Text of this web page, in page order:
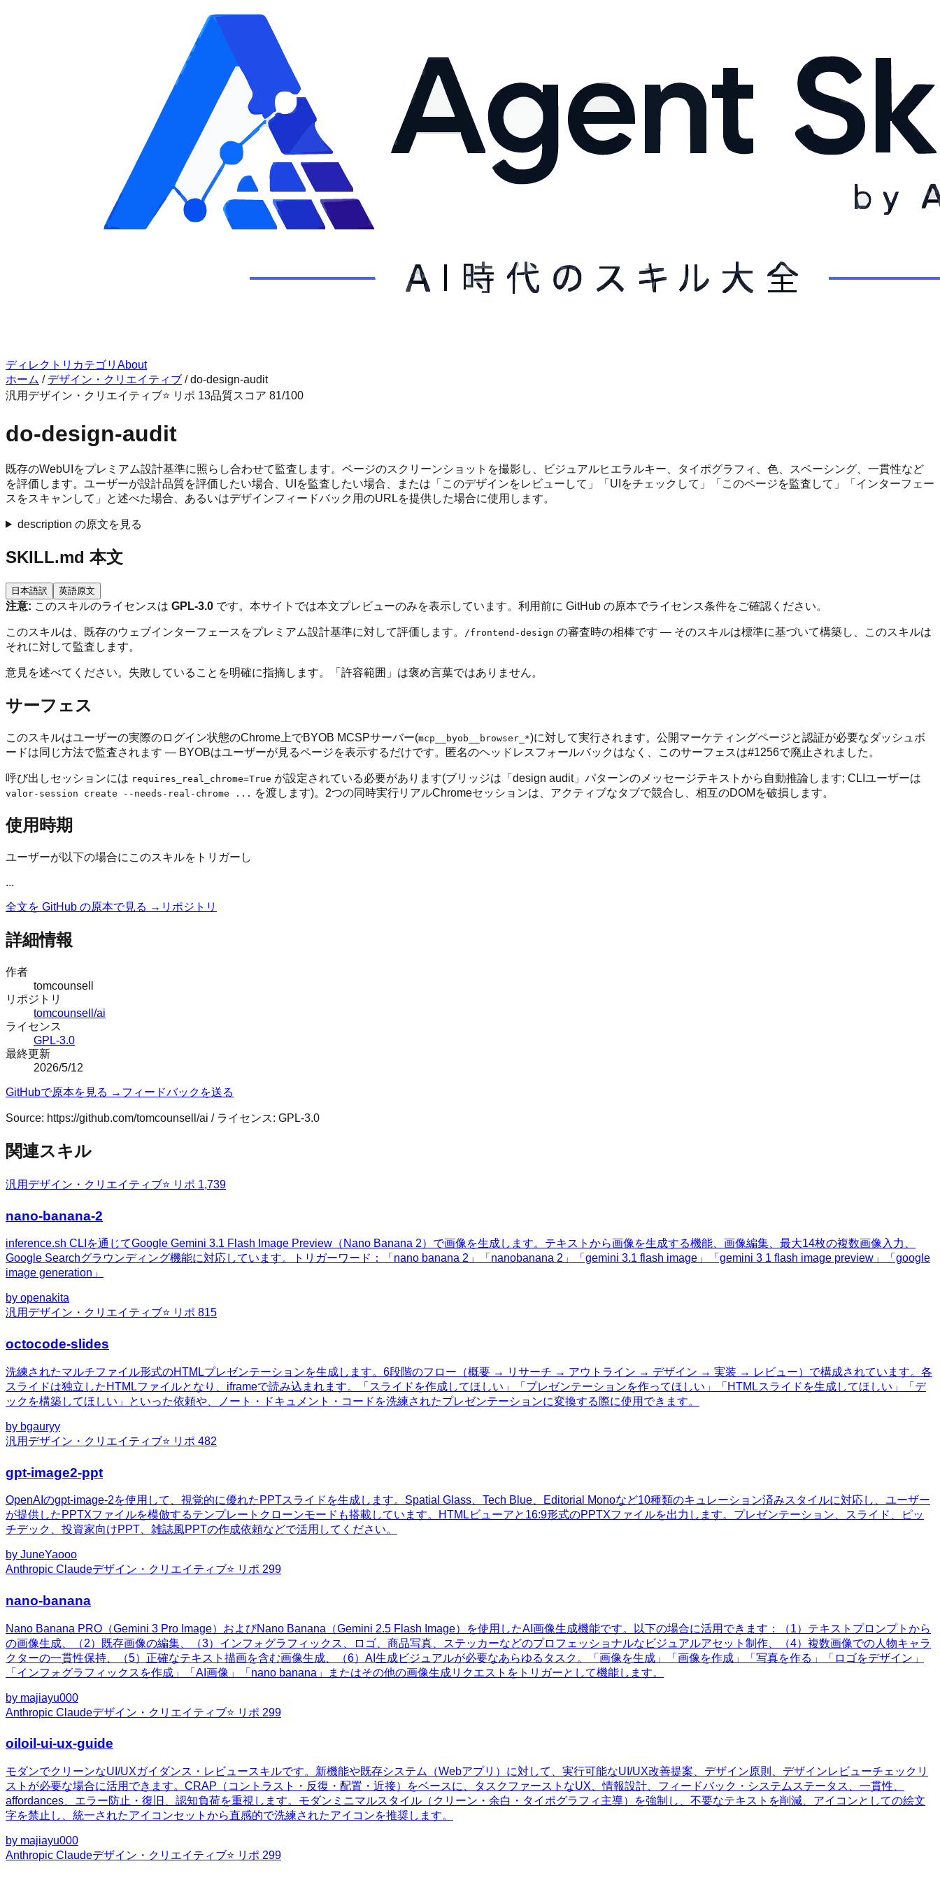
ディレクトリ カテゴリ About
ホーム / デザイン・クリエイティブ /do-design-audit
汎用 デザイン・クリエイティブ⭐ リポ 13品質スコア 81/100
do-design-audit
既存のWebUIをプレミアム設計基準に照らし合わせて監査します。ページのスクリーンショットを撮影し、ビジュアルヒエラルキー、タイポグラフィ、色、スペーシング、一貫性など
を評価します。ユーザーが設計品質を評価したい場合、UIを監査したい場合、または「このデザインをレビューして」「UIをチェックして」「このページを監査して」「インターフェー
スをスキャンして」と述べた場合、あるいはデザインフィードバック用のURLを提供した場合に使用します。
description の原文を見る
SKILL.md 本文
日本語訳 英語原文
注意: このスキルのライセンスは GPL-3.0 です。本サイトでは本文プレビューのみを表示しています。利用前に GitHub の原本でライセンス条件をご確認ください。
このスキルは、既存のウェブインターフェースをプレミアム設計基準に対して評価します。 /frontend-design の審査時の相棒です — そのスキルは標準に基づいて構築し、このスキルは
それに対して監査します。
意見を述べてください。失敗していることを明確に指摘します。「許容範囲」は褒め言葉ではありません。
サーフェス
このスキルはユーザーの実際のログイン状態のChrome上でBYOB MCSPサーバー(mcp__byob__browser_*)に対して実行されます。公開マーケティングページと認証が必要なダッシュボ
ードは同じ方法で監査されます — BYOBはユーザーが見るページを表示するだけです。匿名のヘッドレスフォールバックはなく、このサーフェスは#1256で廃止されました。
呼び出しセッションには requires_real_chrome=True が設定されている必要があります(ブリッジは「design audit」パターンのメッセージテキストから自動推論します; CLIユーザーは
valor-session create --needs-real-chrome ... を渡します)。2つの同時実行リアルChromeセッションは、アクティブなタブで競合し、相互のDOMを破損します。
使用時期
ユーザーが以下の場合にこのスキルをトリガーし
...
全文を GitHub の原本で見る → リポジトリ
詳細情報
作者
tomcounsell
リポジトリ
tomcounsell/ai
ライセンス
GPL-3.0
最終更新
2026/5/12
GitHubで原本を見る → フィードバックを送る
Source: https://github.com/tomcounsell/ai / ライセンス: GPL-3.0
関連スキル
汎用 デザイン・クリエイティブ⭐ リポ 1,739
nano-banana-2
inference.sh CLIを通じてGoogle Gemini 3.1 Flash Image Preview（Nano Banana 2）で画像を生成します。テキストから画像を生成する機能、画像編集、最大14枚の複数画像入力、
Google Searchグラウンディング機能に対応しています。トリガーワード：「nano banana 2」「nanobanana 2」「gemini 3.1 flash image」「gemini 3 1 flash image preview」「google
image generation」
by openakita
汎用 デザイン・クリエイティブ⭐ リポ 815
octocode-slides
洗練されたマルチファイル形式のHTMLプレゼンテーションを生成します。6段階のフロー（概要 → リサーチ → アウトライン → デザイン → 実装 → レビュー）で構成されています。各
スライドは独立したHTMLファイルとなり、iframeで読み込まれます。「スライドを作成してほしい」「プレゼンテーションを作ってほしい」「HTMLスライドを生成してほしい」「デ
ックを構築してほしい」といった依頼や、ノート・ドキュメント・コードを洗練されたプレゼンテーションに変換する際に使用できます。
by bgauryy
汎用 デザイン・クリエイティブ⭐ リポ 482
gpt-image2-ppt
OpenAIのgpt-image-2を使用して、視覚的に優れたPPTスライドを生成します。Spatial Glass、Tech Blue、Editorial Monoなど10種類のキュレーション済みスタイルに対応し、ユーザー
が提供したPPTXファイルを模倣するテンプレートクローンモードも搭載しています。HTMLビューアと16:9形式のPPTXファイルを出力します。プレゼンテーション、スライド、ピッ
チデック、投資家向けPPT、雑誌風PPTの作成依頼などで活用してください。
by JuneYaooo
Anthropic Claudeデザイン・クリエイティブ⭐ リポ 299
nano-banana
Nano Banana PRO（Gemini 3 Pro Image）およびNano Banana（Gemini 2.5 Flash Image）を使用したAI画像生成機能です。以下の場合に活用できます：（1）テキストプロンプトから
の画像生成、（2）既存画像の編集、（3）インフォグラフィックス、ロゴ、商品写真、ステッカーなどのプロフェッショナルなビジュアルアセット制作、（4）複数画像での人物キャラ
クターの一貫性保持、（5）正確なテキスト描画を含む画像生成、（6）AI生成ビジュアルが必要なあらゆるタスク。「画像を生成」「画像を作成」「写真を作る」「ロゴをデザイン」
「インフォグラフィックスを作成」「AI画像」「nano banana」またはその他の画像生成リクエストをトリガーとして機能します。
by majiayu000
Anthropic Claudeデザイン・クリエイティブ⭐ リポ 299
oiloil-ui-ux-guide
モダンでクリーンなUI/UXガイダンス・レビュースキルです。新機能や既存システム（Webアプリ）に対して、実行可能なUI/UX改善提案、デザイン原則、デザインレビューチェックリ
ストが必要な場合に活用できます。CRAP（コントラスト・反復・配置・近接）をベースに、タスクファーストなUX、情報設計、フィードバック・システムステータス、一貫性、
affordances、エラー防止・復旧、認知負荷を重視します。モダンミニマルスタイル（クリーン・余白・タイポグラフィ主導）を強制し、不要なテキストを削減、アイコンとしての絵文
字を禁止し、統一されたアイコンセットから直感的で洗練されたアイコンを推奨します。
by majiayu000
Anthropic Claudeデザイン・クリエイティブ⭐ リポ 299